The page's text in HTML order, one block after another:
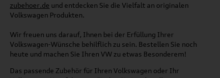
zubehoer.de und entdecken Sie die Vielfalt an originalen
Volkswagen Produkten.
Wir freuen uns darauf, Ihnen bei der Erfüllung Ihrer
Volkswagen-Wünsche behilflich zu sein. Bestellen Sie noch
heute und machen Sie Ihren VW zu etwas Besonderem!
Das passende Zubehör für Ihren Volkswagen oder Ihr